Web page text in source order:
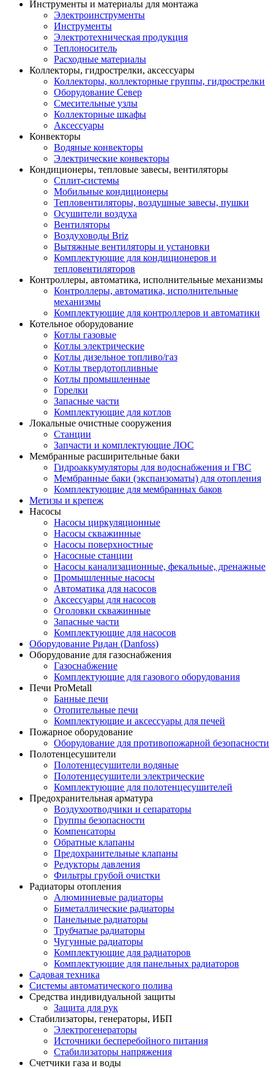
Инструменты и материалы для монтажа
Электроинструменты
Инструменты
Электротехническая продукция
Теплоноситель
Расходные материалы
Коллекторы, гидрострелки, аксессуары
Коллекторы, коллекторные группы, гидрострелки
Оборудование Север
Смесительные узлы
Коллекторные шкафы
Аксессуары
Конвекторы
Водяные конвекторы
Электрические конвекторы
Кондиционеры, тепловые завесы, вентиляторы
Сплит-системы
Мобильные кондиционеры
Тепловентиляторы, воздушные завесы, пушки
Осушители воздуха
Вентиляторы
Воздуховоды Briz
Вытяжные вентиляторы и установки
Комплектующие для кондиционеров и
тепловентиляторов
Контроллеры, автоматика, исполнительные механизмы
Контроллеры, автоматика, исполнительные
механизмы
Комплектующие для контроллеров и автоматики
Котельное оборудование
Котлы газовые
Котлы электрические
Котлы дизельное топливо/газ
Котлы твердотопливные
Котлы промышленные
Горелки
Запасные части
Комплектующие для котлов
Локальные очистные сооружения
Станции
Запчасти и комплектующие ЛОС
Мембранные расширительные баки
Гидроаккумуляторы для водоснабжения и ГВС
Мембранные баки (экспанзоматы) для отопления
Комплектующие для мембранных баков
Метизы и крепеж
Насосы
Насосы циркуляционные
Насосы скважинные
Насосы поверхностные
Насосные станции
Насосы канализационные, фекальные, дренажные
Промышленные насосы
Автоматика для насосов
Аксессуары для насосов
Оголовки скважинные
Запасные части
Комплектующие для насосов
Оборудование Ридан (Danfoss)
Оборудование для газоснабжения
Газоснабжение
Комплектующие для газового оборудования
Печи ProMetall
Банные печи
Отопительные печи
Комплектующие и аксессуары для печей
Пожарное оборудование
Оборудование для противопожарной безопасности
Полотенцесушители
Полотенцесушители водяные
Полотенцесушители электрические
Комплектующие для полотенцесушителей
Предохранительная арматура
Воздухоотводчики и сепараторы
Группы безопасности
Компенсаторы
Обратные клапаны
Предохранительные клапаны
Редукторы давления
Фильтры грубой очистки
Радиаторы отопления
Алюминиевые радиаторы
Биметаллические радиаторы
Панельные радиаторы
Трубчатые радиаторы
Чугунные радиаторы
Комплектующие для радиаторов
Комплектующие для панельных радиаторов
Садовая техника
Системы автоматического полива
Средства индивидуальной защиты
Защита для рук
Стабилизаторы, генераторы, ИБП
Электрогенераторы
Источники бесперебойного питания
Стабилизаторы напряжения
Счетчики газа и воды